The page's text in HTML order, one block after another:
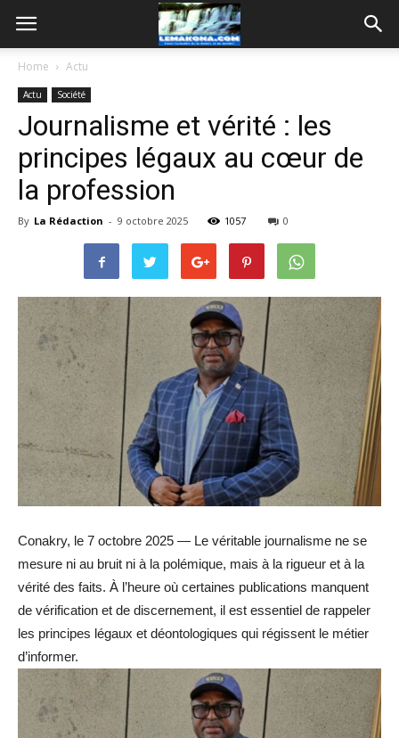
Home Actu
Actu Société
Journalisme et vérité : les
principes légaux au cœur de
la profession
By La Rédaction - 9 octobre 2025 1057 0
Conakry, le 7 octobre 2025 — Le véritable journalisme ne se
mesure ni au bruit ni à la polémique, mais à la rigueur et à la
vérité des faits. À l’heure où certaines publications manquent
de vérification et de discernement, il est essentiel de rappeler
les principes légaux et déontologiques qui régissent le métier
d’informer.